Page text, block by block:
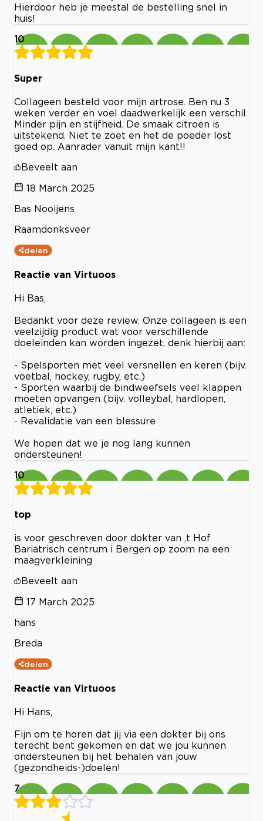
Hierdoor heb je meestal de bestelling snel in
huis!
10
Super
Collageen besteld voor mijn artrose. Ben nu 3
weken verder en voel daadwerkelijk een verschil.
Minder pijn en stijfheid. De smaak citroen is
uitstekend. Niet te zoet en het de poeder lost
goed op. Aanrader vanuit mijn kant!!
Beveelt aan
18 March 2025
Bas Nooijens
Raamdonksveer
delen
Reactie van Virtuoos
Hi Bas,
Bedankt voor deze review. Onze collageen is een
veelzijdig product wat voor verschillende
doeleinden kan worden ingezet, denk hierbij aan:
- Spelsporten met veel versnellen en keren (bijv.
voetbal, hockey, rugby, etc.)
- Sporten waarbij de bindweefsels veel klappen
moeten opvangen (bijv. volleybal, hardlopen,
atletiek, etc.)
- Revalidatie van een blessure
We hopen dat we je nog lang kunnen
ondersteunen!
10
top
is voor geschreven door dokter van ,t Hof
Bariatrisch centrum i Bergen op zoom na een
maagverkleining
Beveelt aan
17 March 2025
hans
Breda
delen
Reactie van Virtuoos
Hi Hans,
Fijn om te horen dat jij via een dokter bij ons
terecht bent gekomen en dat we jou kunnen
ondersteunen bij het behalen van jouw
(gezondheids-)doelen!
7